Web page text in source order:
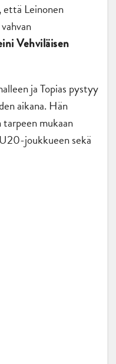
Leinonen
Vehviläisen
ja Topias pystyy
aikana. Hän
mukaan
joukkueen sekä